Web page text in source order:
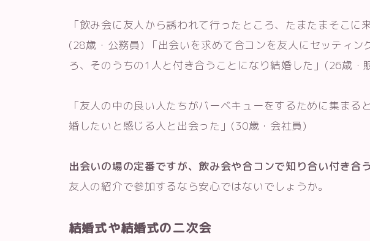
「飲み会に友人から誘われて行ったところ、たまたまそこに
(28歳・公務員) 「出会いを求めて合コンを友人にセッティン
ろ、そのうちの1人と付き合うことになり結婚した」(26歳・
「友人の中の良い人たちがバーベキューをするために集まる
婚したいと感じる人と出会った」(30歳・会社員)
出会いの場の定番ですが、飲み会や合コンで知り合い付き合
友人の紹介で参加するなら安心ではないでしょうか。
結婚式や結婚式の二次会